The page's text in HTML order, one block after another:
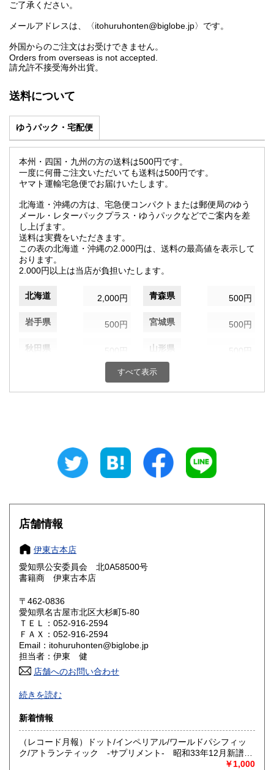
ご了承ください。
メールアドレスは、〈itohuruhonten@biglobe.jp〉です。
外国からのご注文はお受けできません。
Orders from overseas is not accepted.
請允許不接受海外出貨。
送料について
ゆうパック・宅配便
本州・四国・九州の方の送料は500円です。
一度に何冊ご注文いただいても送料は500円です。
ヤマト運輸宅急便でお届けいたします。
北海道・沖縄の方は、宅急便コンパクトまたは郵便局のゆう
メール・レターパックプラス・ゆうパックなどでご案内を差
し上げます。
送料は実費をいただきます。
この表の北海道・沖縄の2.000円は、送料の最高値を表示して
おります。
2.000円以上は当店が負担いたします。
北海道 2,000円 青森県 500円
岩手県 500円 宮城県 500円
秋田県 500円 山形県 500円
500円 茨城県
500円 神奈川県
富山県
石川県 福井県
山梨県
愛知県
滋賀県 500円
大阪府 500円
奈良県 500円
鳥取県
岡山県
山口県 500円 徳島県 500円
すべて表示
店舗情報
伊東古本店
愛知県公安委員会 北0A58500号
書籍商 伊東古本店
〒462-0836
愛知県名古屋市北区大杉町5-80
ＴＥＬ：052-916-2594
ＦＡＸ：052-916-2594
Email：itohuruhonten@biglobe.jp
担当者：伊東 健
店舗へのお問い合わせ
できるだけきれいな本を扱うよう心がけております。
本の状態表示は、美本・無表示・並本の3段階です。
本のサイズで表示のないものは、原則としてB6判（四六判）
です。
『日本の古本屋』に36.000点登録、そのうち35.970点が画像
付です。
続きを読む
新着情報
（レコード月報）ドット/インペリアル/ワールドパシフィッ
ク/アトランティック -サプリメント- 昭和33年12月新譜
￥1,000